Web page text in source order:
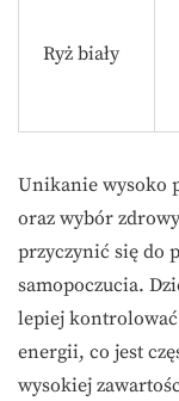
Ryż biały
Unikanie wysoko
oraz wybór
przyczynić się do
samopoczucia.
lepiej kontrolować
energii, co jest
wysokiej